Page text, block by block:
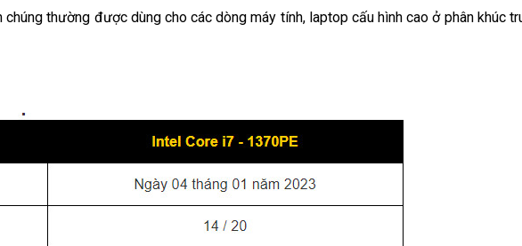
chúng thường được dùng cho các dòng máy tính, laptop cấu hình cao ở phân khúc